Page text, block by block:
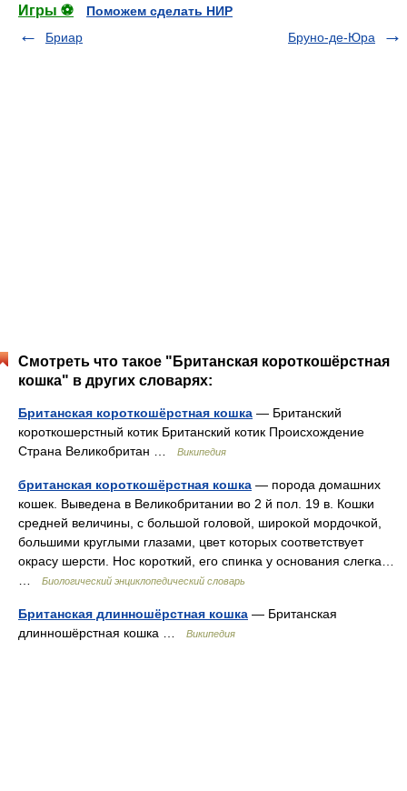
Игры ⚽
Поможем сделать НИР
Бриар
Бруно-де-Юра
Смотреть что такое "Британская короткошёрстная
кошка" в других словарях:
Британская короткошёрстная кошка — Британский
короткошерстный котик Британский котик Происхождение
Страна Великобритан …
Википедия
британская короткошёрстная кошка — порода домашних
кошек. Выведена в Великобритании во 2 й пол. 19 в. Кошки
средней величины, с большой головой, широкой мордочкой,
большими круглыми глазами, цвет которых соответствует
окрасу шерсти. Нос короткий, его спинка у основания слегка…
Биологический энциклопедический словарь
Британская длинношёрстная кошка — Британская
длинношёрстная кошка …
Википедия